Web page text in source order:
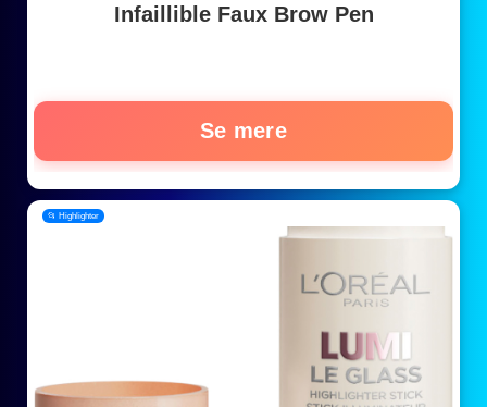
Infaillible Faux Brow Pen
Se mere
📂 Highlighter